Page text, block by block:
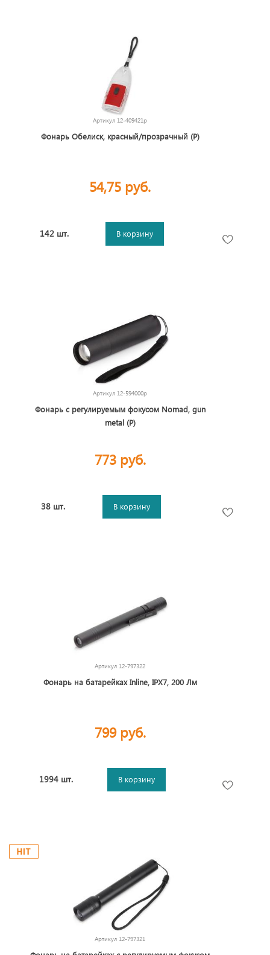
Артикул 12-409421p
Фонарь Обелиск, красный/прозрачный (Р)
54,75 руб.
142 шт. В корзину
Артикул 12-594000p
Фонарь с регулируемым фокусом Nomad, gun
metal (Р)
773 руб.
38 шт. В корзину
Артикул 12-797322
Фонарь на батарейках Inline, IPX7, 200 Лм
799 руб.
1994 шт. В корзину
Артикул 12-797321